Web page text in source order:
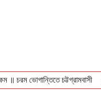
॥ চরম ভোগান্তিতে চট্টগ্রামবাসী